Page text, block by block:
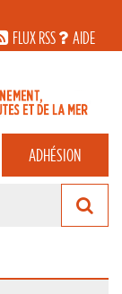
FLUX RSS
AIDE
ADHÉSION